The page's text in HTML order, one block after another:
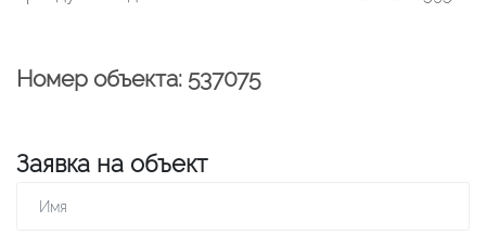
Номер объекта: 537075
Заявка на объект